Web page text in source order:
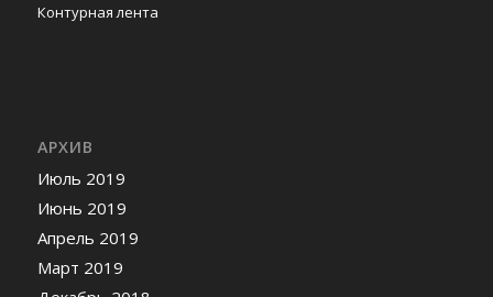
Контурная лента
АРХИВ
Июль 2019
Июнь 2019
Апрель 2019
Март 2019